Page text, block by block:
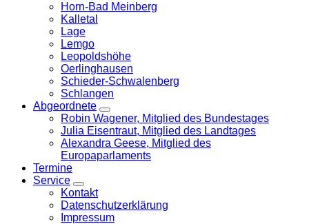
Horn-Bad Meinberg
Kalletal
Lage
Lemgo
Leopoldshöhe
Oerlinghausen
Schieder-Schwalenberg
Schlangen
Abgeordnete
Zeige
Untermenü
Robin Wagener, Mitglied des Bundestages
Julia Eisentraut, Mitglied des Landtages
Alexandra Geese, Mitglied des
Europaparlaments
Termine
Service
Zeige
Untermenü
Kontakt
Datenschutzerklärung
Impressum